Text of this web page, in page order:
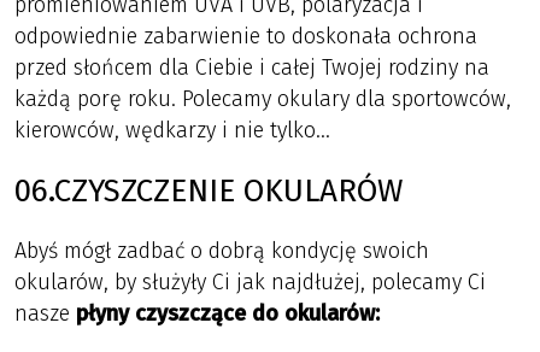
odpowiednie zabarwienie to doskonała ochrona
przed słońcem dla Ciebie i całej Twojej rodziny na
każdą porę roku. Polecamy okulary dla sportowców,
kierowców, wędkarzy i nie tylko…
06.CZYSZCZENIE OKULARÓW
Abyś mógł zadbać o dobrą kondycję swoich
okularów, by służyły Ci jak najdłużej, polecamy Ci
nasze płyny czyszczące do okularów: